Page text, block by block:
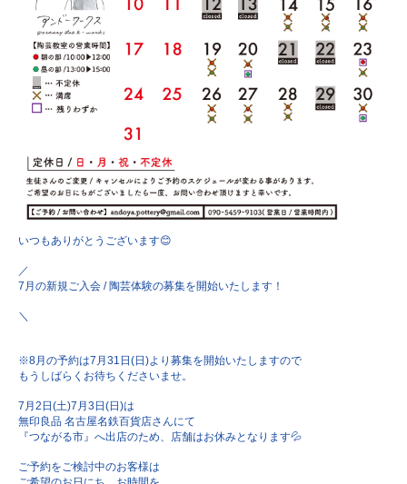
いつもありがとうございます😊
／
7月の新規ご入会 / 陶芸体験の募集を開始いたします！
＼
※8月の予約は7月31日(日)より募集を開始いたしますので
もうしばらくお待ちくださいませ。
7月2日(土)7月3日(日)は
無印良品 名古屋名鉄百貨店さんにて
『つながる市』へ出店のため、店舗はお休みとなります💦
ご予約をご検討中のお客様は